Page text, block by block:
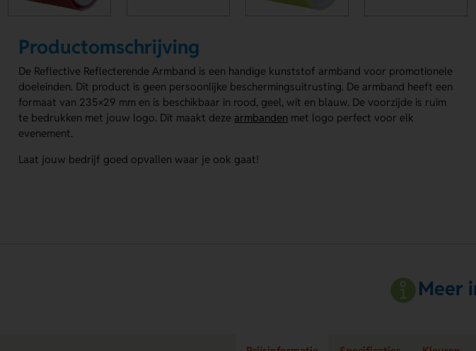
Productomschrijving
De Reflective Reflecterende Armband is een handige kunststof armband voor promotionele
doeleinden. Dit product is geen persoonlijke beschermingsuitrusting. De armband heeft een
formaat van 235×29 mm en is beschikbaar in rood, geel, wit en blauw. De voorzijde is ruim
te bedrukken met jouw logo. Dit maakt deze armbanden met logo perfect voor elk
evenement.
Laat jouw bedrijf goed opvallen waar je ook gaat!
Meer